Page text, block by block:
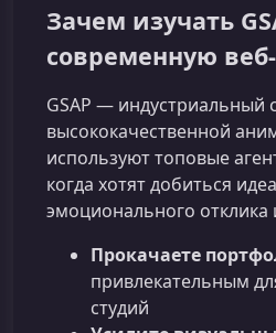
Зачем изучать
современную
GSAP — индустриальный
высококачественной
используют топовые
когда хотят добиться
эмоционального отклика
Прокачаете
привлекательным
студий